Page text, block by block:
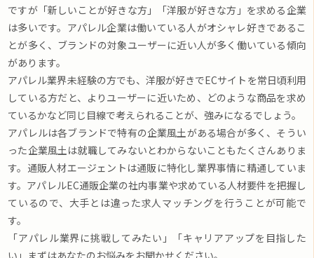
ですが「新しいことが好きな方」「洋服が好きな方」を求める企業
は多いです。アパレル企業は働いている人がオシャレ好きであるこ
とが多く、ブランドの対象ユーザーに近い人が多く働いている傾向
があります。
アパレル業界未経験の方でも、洋服が好きでECサイトを常日頃利用
している方だと、よりユーザーに近いため、どのような商品を求め
ているかなど同じ目線で考えられることが、強みになるでしょう。
アパレルは各ブランドで特有の企業風土がある場合が多く、そうい
った企業風土は就職してみないとわからないこともたくさんありま
す。通販人材エージェントは通販に特化し業界事情に精通していま
す。アパレルEC通販企業の社内事業や求めている人材要件を把握し
ているので、大手とは違った求人マッチングを行うことが可能で
す。
「アパレル業界に挑戦してみたい」「キャリアアップを目指した
い」まずはあなたのお悩みをお聞かせください。